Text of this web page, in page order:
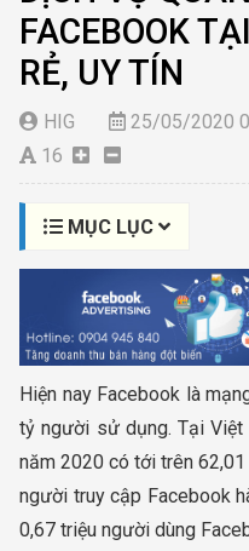
FACEBOOK
RẺ, UY TÍN
HIG 25/05/2020
16
MỤC LỤC
Hiện nay Facebook là
tỷ người sử dụng. Tại Việt
năm 2020 có tới trên
người truy cập Facebook
0,67 triệu người dùng